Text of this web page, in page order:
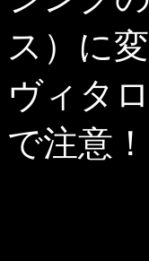
ス）に
ヴィタ
で注意！